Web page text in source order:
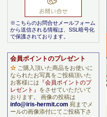
※こちらのお問合せメールフォーム
から送信される情報は、SSL暗号化
で保護されております。
会員ポイントのプレゼント
☆ ご購入頂いた商品をお使いに
なられたお写真をご投稿頂いた
お客様には 『会員ポイントのプ
レゼント』 をさせていただいて
おります。 画像の投稿は
info@iris-hermit.com 宛までメ
ールの画像添付にてご投稿下さ